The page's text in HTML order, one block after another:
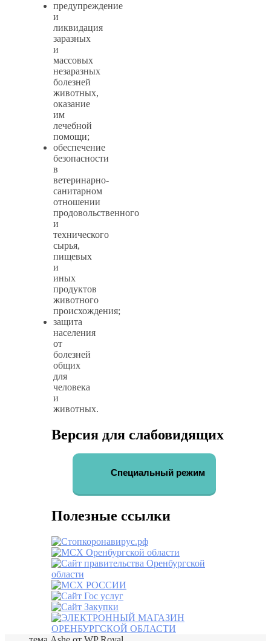
предупреждение
и
ликвидация
заразных
и
массовых
незаразных
болезней
животных,
оказание
им
лечебной
помощи;
обеспечение
безопасности
в
ветеринарно-
санитарном
отношении
продовольственного
и
технического
сырья,
пищевых
и
иных
продуктов
животного
происхождения;
защита
населения
от
болезней
общих
для
человека
и
животных.
Версия для слабовидящих
Специальный режим
Полезные ссылки